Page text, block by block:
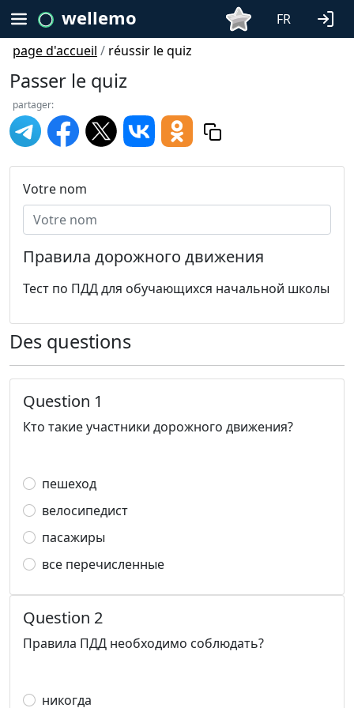
wellemo
FR
page d'accueil / réussir le quiz
Passer le quiz
partager:
Votre nom
Правила дорожного движения
Тест по ПДД для обучающихся начальной школы
Des questions
Question 1
Кто такие участники дорожного движения?
пешеход
велосипедист
пасажиры
все перечисленные
Question 2
Правила ПДД необходимо соблюдать?
никогда